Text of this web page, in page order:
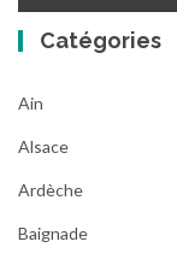
Catégories
Ain
Alsace
Ardèche
Baignade